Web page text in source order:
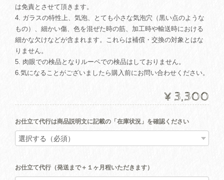
は免責とさせて頂きます。
4. ガラスの特性上、気泡、とても小さな気泡穴（黒い点のような
もの）、細かい傷、色を混ぜた時の筋、加工時や輸送時における
細かな欠けなどが含まれます。これらは補償・交換の対象とはな
りません。
5. 肉眼での検品となりルーペでの検品はしておりません。
6.気になることがございましたら購入前にお問い合わせください。
¥3,300
お仕立て代行は商品説明文に記載の「在庫状況」を確認ください
お仕立て代行（発送まで＋１ヶ月程いただきます）